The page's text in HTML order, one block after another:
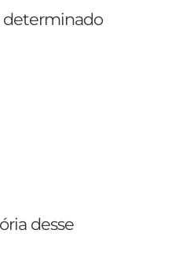
determinado
desse